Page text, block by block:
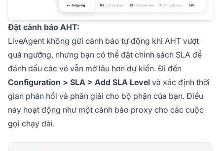
Đặt cảnh báo AHT:
LiveAgent không gửi cảnh báo tự động khi AHT vượt
quá ngưỡng, nhưng bạn có thể đặt chính sách SLA để
đánh dấu các vé vẫn mở lâu hơn dự kiến. Đi đến
Configuration > SLA > Add SLA Level và xác định thời
gian phản hồi và phân giải cho bộ phận của bạn. Điều
này hoạt động như một cảnh báo proxy cho các cuộc
gọi chạy dài.